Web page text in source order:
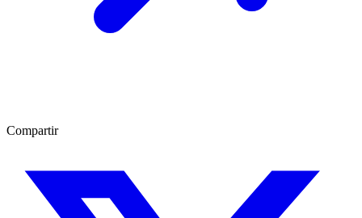
Compartir